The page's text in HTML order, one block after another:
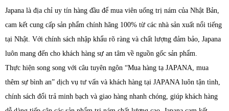
Japana là địa chỉ uy tín hàng đầu để mua viên uống trị nám của Nhật Bản,
cam kết cung cấp sản phẩm chính hãng 100% từ các nhà sản xuất nổi tiếng
tại Nhật. Với chính sách nhập khẩu rõ ràng và chất lượng đảm bảo, Japana
luôn mang đến cho khách hàng sự an tâm về nguồn gốc sản phẩm.
Thực hiện song song với câu tuyên ngôn “Mua hàng tạ JAPANA, mua
thêm sự bình an” dịch vụ tư vấn và khách hàng tại JAPANA luôn tận tình,
chính sách đổi trả minh bạch và giao hàng nhanh chóng, giúp khách hàng